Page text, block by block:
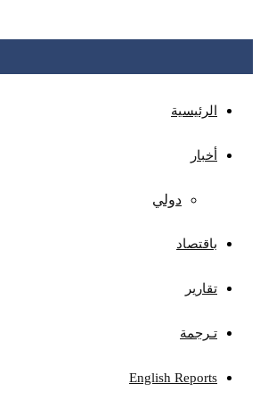
الرئيسية
أخبار
دولي
باقتصاد
تقارير
تـرجمة
English Reports